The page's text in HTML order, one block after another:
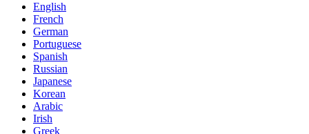
English
French
German
Portuguese
Spanish
Russian
Japanese
Korean
Arabic
Irish
Greek